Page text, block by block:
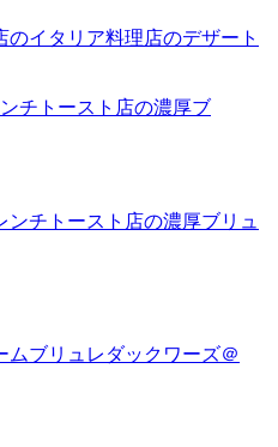
のイタリア料理店のデザート
ンチトースト店の濃厚ブリュ
ムブリュレダックワーズ＠